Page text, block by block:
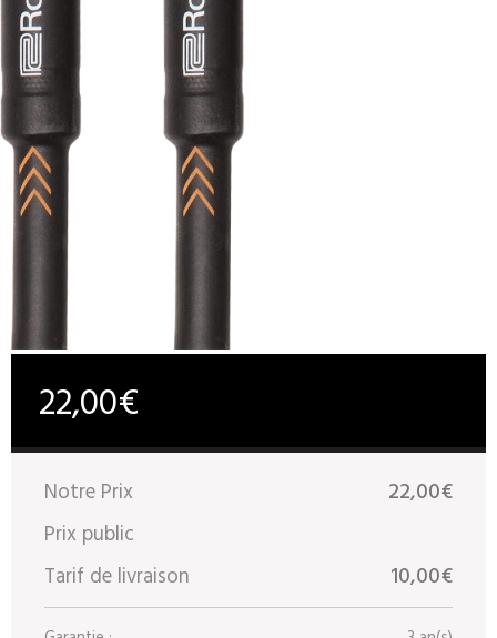
22,00€
Notre Prix
22,00€
Prix public
Tarif de livraison
10,00€